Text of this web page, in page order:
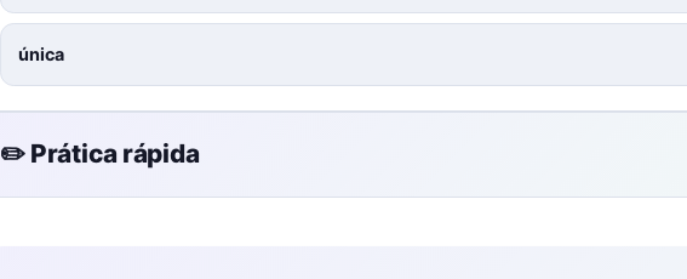
única
✏️ Prática rápida